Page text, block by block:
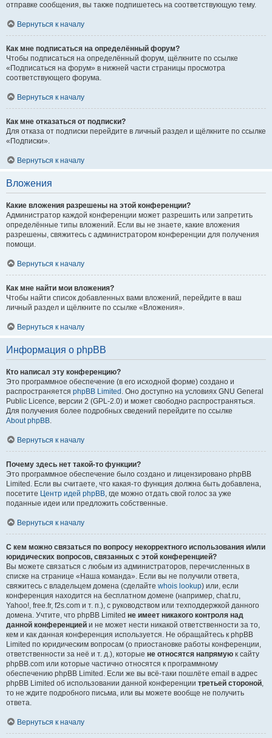
отправке сообщения, вы также подпишетесь на соответствующую тему.
Вернуться к началу
Как мне подписаться на определённый форум?
Чтобы подписаться на определённый форум, щёлкните по ссылке
«Подписаться на форум» в нижней части страницы просмотра
соответствующего форума.
Вернуться к началу
Как мне отказаться от подписки?
Для отказа от подписки перейдите в личный раздел и щёлкните по ссылке
«Подписки».
Вернуться к началу
Вложения
Какие вложения разрешены на этой конференции?
Администратор каждой конференции может разрешить или запретить
определённые типы вложений. Если вы не знаете, какие вложения
разрешены, свяжитесь с администратором конференции для получения
помощи.
Вернуться к началу
Как мне найти мои вложения?
Чтобы найти список добавленных вами вложений, перейдите в ваш
личный раздел и щёлкните по ссылке «Вложения».
Вернуться к началу
Информация о phpBB
Кто написал эту конференцию?
Это программное обеспечение (в его исходной форме) создано и
распространяется phpBB Limited . Оно доступно на условиях GNU General
Public Licence, версии 2 (GPL-2.0) и может свободно распространяться.
Для получения более подробных сведений перейдите по ссылке
About phpBB.
Вернуться к началу
Почему здесь нет такой-то функции?
Это программное обеспечение было создано и лицензировано phpBB
Limited. Если вы считаете, что какая-то функция должна быть добавлена,
посетите Центр идей phpBB, где можно отдать свой голос за уже
поданные идеи или предложить собственные.
Вернуться к началу
С кем можно связаться по вопросу некорректного использования и/или
юридических вопросов, связанных с этой конференцией?
Вы можете связаться с любым из администраторов, перечисленных в
списке на странице «Наша команда». Если вы не получили ответа,
свяжитесь с владельцем домена (сделайте whois lookup) или, если
конференция находится на бесплатном домене (например, chat.ru,
Yahoo!, free.fr, f2s.com и т. п.), с руководством или техподдержкой данного
домена. Учтите, что phpBB Limited не имеет никакого контроля над
данной конференцией и не может нести никакой ответственности за то,
кем и как данная конференция используется. Не обращайтесь к phpBB
Limited по юридическим вопросам (о приостановке работы конференции,
ответственности за неё и т. д.), которые не относятся напрямую к сайту
phpBB.com или которые частично относятся к программному
обеспечению phpBB Limited. Если же вы всё-таки пошлёте email в адрес
phpBB Limited об использовании данной конференции третьей стороной,
то не ждите подробного письма, или вы можете вообще не получить
ответа.
Вернуться к началу